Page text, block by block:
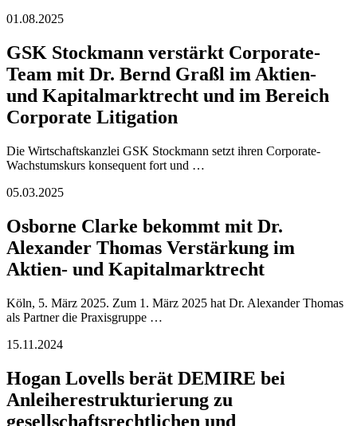
01.08.2025
GSK Stockmann verstärkt Corporate-
Team mit Dr. Bernd Graßl im Aktien-
und Kapitalmarktrecht und im Bereich
Corporate Litigation
Die Wirtschaftskanzlei GSK Stockmann setzt ihren Corporate-
Wachstumskurs konsequent fort und …
05.03.2025
Osborne Clarke bekommt mit Dr.
Alexander Thomas Verstärkung im
Aktien- und Kapitalmarktrecht
Köln, 5. März 2025. Zum 1. März 2025 hat Dr. Alexander Thomas
als Partner die Praxisgruppe …
15.11.2024
Hogan Lovells berät DEMIRE bei
Anleiherestrukturierung zu
gesellschaftsrechtlichen und